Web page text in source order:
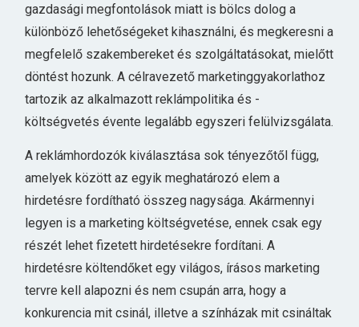
gazdasági megfontolások miatt is bölcs dolog a
különböző lehetőségeket kihasználni, és megkeresni a
megfelelő szakembereket és szolgáltatásokat, mielőtt
döntést hozunk. A célravezető marketinggyakorlathoz
tartozik az alkalmazott reklámpolitika és -
költségvetés évente legalább egyszeri felülvizsgálata.
A reklámhordozók kiválasztása sok tényezőtől függ,
amelyek között az egyik meghatározó elem a
hirdetésre fordítható összeg nagysága. Akármennyi
legyen is a marketing költségvetése, ennek csak egy
részét lehet fizetett hirdetésekre fordítani. A
hirdetésre költendőket egy világos, írásos marketing
tervre kell alapozni és nem csupán arra, hogy a
konkurencia mit csinál, illetve a színházak mit csináltak